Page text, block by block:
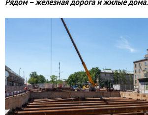
Рядом – железная дорога и жилые дома.